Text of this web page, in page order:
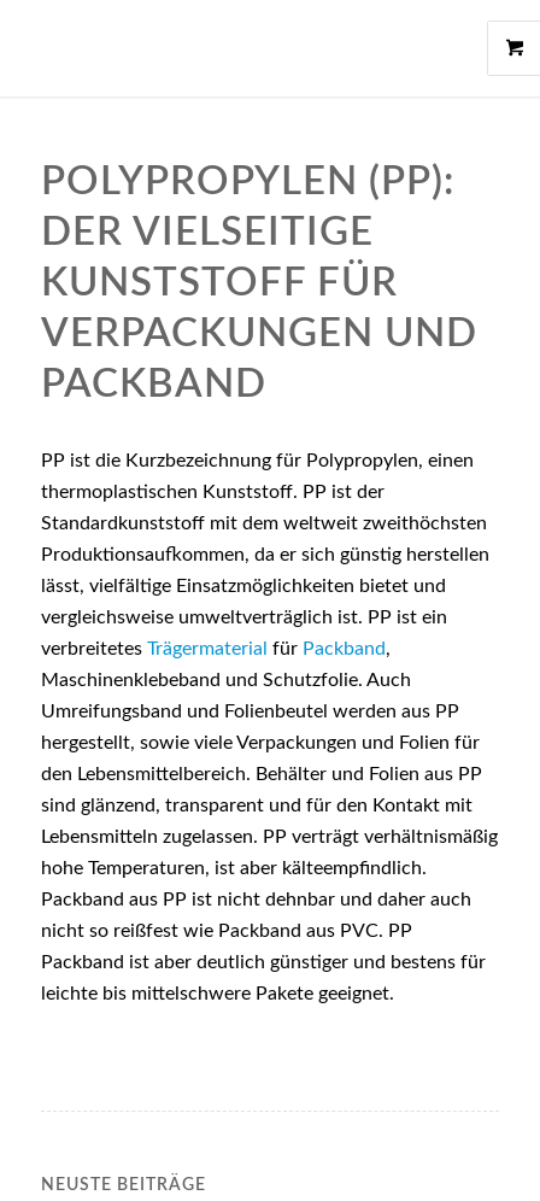
POLYPROPYLEN (PP):
DER VIELSEITIGE
KUNSTSTOFF FÜR
VERPACKUNGEN UND
PACKBAND
PP ist die Kurzbezeichnung für Polypropylen, einen
thermoplastischen Kunststoff. PP ist der
Standardkunststoff mit dem weltweit zweithöchsten
Produktionsaufkommen, da er sich günstig herstellen
lässt, vielfältige Einsatzmöglichkeiten bietet und
vergleichsweise umweltverträglich ist. PP ist ein
verbreitetes Trägermaterial für Packband,
Maschinenklebeband und Schutzfolie. Auch
Umreifungsband und Folienbeutel werden aus PP
hergestellt, sowie viele Verpackungen und Folien für
den Lebensmittelbereich. Behälter und Folien aus PP
sind glänzend, transparent und für den Kontakt mit
Lebensmitteln zugelassen. PP verträgt verhältnismäßig
hohe Temperaturen, ist aber kälteempfindlich.
Packband aus PP ist nicht dehnbar und daher auch
nicht so reißfest wie Packband aus PVC. PP
Packband ist aber deutlich günstiger und bestens für
leichte bis mittelschwere Pakete geeignet.
NEUSTE BEITRÄGE